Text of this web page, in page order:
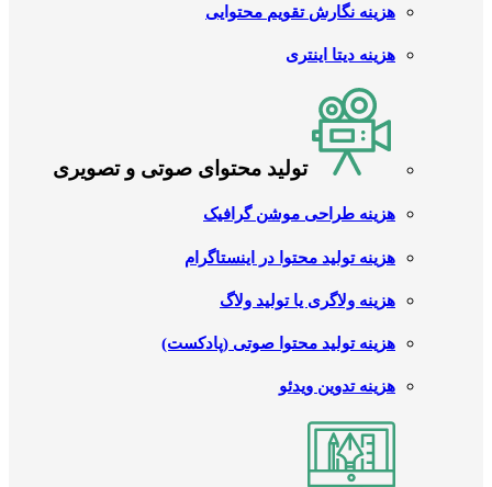
هزینه نگارش تقویم محتوایی
هزینه دیتا اینتری
تولید محتوای صوتی و تصویری
هزینه طراحی موشن گرافیک
هزینه تولید محتوا در اینستاگرام
هزینه ولاگری یا تولید ولاگ
هزینه تولید محتوا صوتی (پادکست)
هزینه تدوین ویدئو